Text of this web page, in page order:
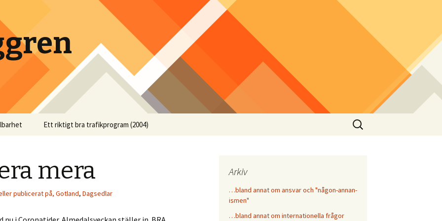
Ett riktigt bra trafikprogram (2004)
Sök
efter:
mera
publicerat på, Gotland, Dagsedlar
Arkiv
…bland annat om ansvar och "någon-annan-
ismen"
…bland annat om internationella frågor